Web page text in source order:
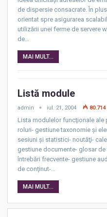
de dispersie consacrate. În
orientat spre asigurarea
utilizării unei ferme de servere
de…
MAI MULT...
Listă module
admin iul. 21, 2004 80.714
Lista modulelor funcţionale ale
roluri- gestiune taxonomie şi
sesiuni şi statistici- noutăţi-
gestiune documente- glosar
întrebări frecvente- gestiune
de conţinut-…
MAI MULT...